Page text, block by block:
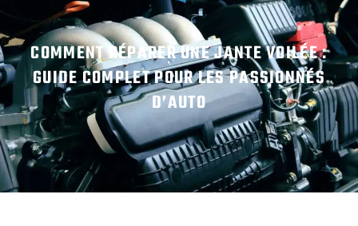
COMMENT RÉPARER UNE JANTE VOILÉE :
GUIDE COMPLET POUR LES PASSIONNÉS
D’AUTO